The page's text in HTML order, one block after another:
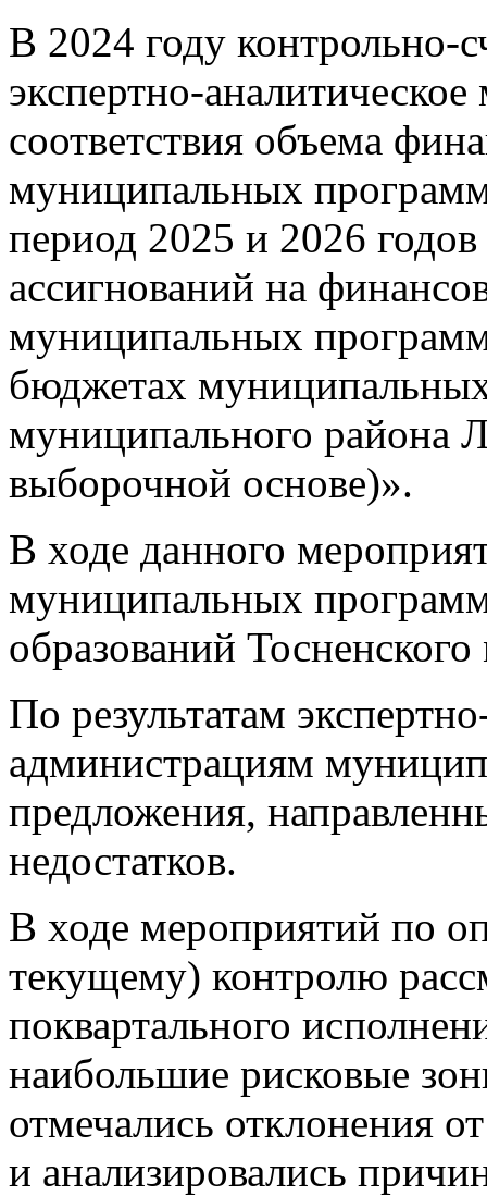
В 2024 году контрольно-
экспертно-
соответствия объема
муниципальных
период 2025 и 2026
ассигнований на
муниципальных
бюджетах
муниципального района
выборочной основе)».
В ходе данного
муниципальных
образований
По результатам
администрациям
предложения,
недостатков.
В ходе мероприятий по
текущему) контролю
поквартального
наибольшие рисковые
отмечались отклонения
и анализировались